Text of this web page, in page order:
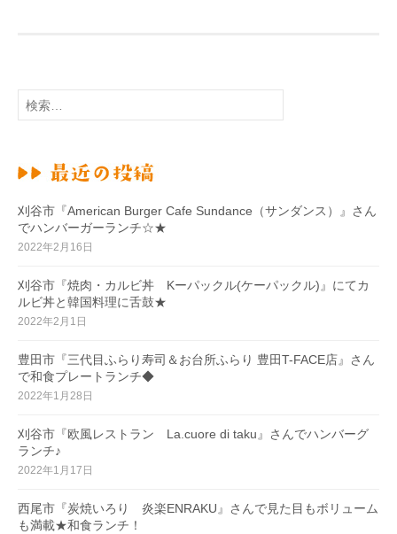
検
索
刈谷市『American Burger Cafe Sundance（サンダンス）』さん
でハンバーガーランチ☆★
2022年2月16日
刈谷市『焼肉・カルビ丼 Kーパックル(ケーパックル)』にてカ
ルビ丼と韓国料理に舌鼓★
2022年2月1日
豊田市『三代目ふらり寿司＆お台所ふらり 豊田T-FACE店』さん
で和食プレートランチ◆
2022年1月28日
刈谷市『欧風レストラン La.cuore di taku』さんでハンバーグ
ランチ♪
2022年1月17日
西尾市『炭焼いろり 炎楽ENRAKU』さんで見た目もボリューム
も満載★和食ランチ！